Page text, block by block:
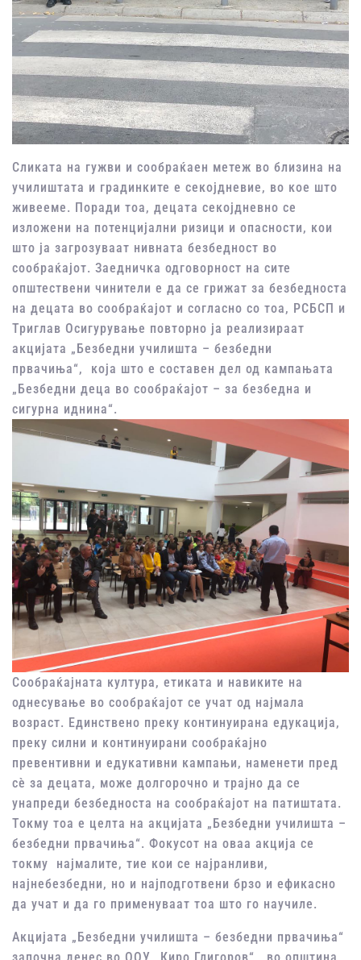
Сликата на гужви и сообраќаен метеж во близина на
училиштата и градинките е секојдневие, во кое што
живееме. Поради тоа, децата секојдневно се
изложени на потенцијални ризици и опасности, кои
што ја загрозуваат нивната безбедност во
сообраќајот. Заедничка одговорност на сите
општествени чинители е да се грижат за безбедноста
на децата во сообраќајот и согласно со тоа, РСБСП и
Триглав Осигурување повторно ја реализираат
акцијата „Безбедни училишта – безбедни
првачиња“, која што е составен дел од кампањата
„Безбедни деца во сообраќајот – за безбедна и
сигурна иднина“.
Сообраќајната култура, етиката и навиките на
однесување во сообраќајот се учат од најмала
возраст. Единствено преку континуирана едукација,
преку силни и континуирани сообраќајно
превентивни и едукативни кампањи, наменети пред
сѐ за децата, може долгорочно и трајно да се
унапреди безбедноста на сообраќајот на патиштата.
Токму тоа е целта на акцијата „Безбедни училишта –
безбедни првачиња“. Фокусот на оваа акција се
токму најмалите, тие кои се најранливи,
најнебезбедни, но и најподготвени брзо и ефикасно
да учат и да го применуваат тоа што го научиле.
Акцијата „Безбедни училишта – безбедни првачиња“
започна денес во ООУ „Киро Глигоров“, во општина